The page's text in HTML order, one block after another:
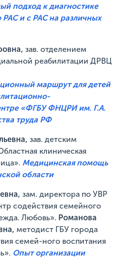
подход к диагностике
и с РАС на различных
зав. отделением
реабилитации ДРВЦ
маршрут для детей
«ФГБУ ФНЦРИ им. Г.А.
труда РФ
зав. детским
клиническая
Медицинская помощь
области
зам. директора по УВР
содействия семейного
Любовь». Романова
методист ГБУ города
семей-ного воспитания
Опыт организации